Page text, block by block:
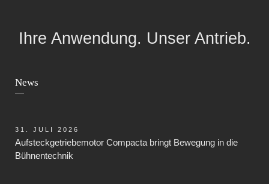
Ihre Anwendung. Unser Antrieb.
News
Aufsteckgetriebemotor Compacta bringt Bewegung in die
Bühnentechnik
31. JULI 2026